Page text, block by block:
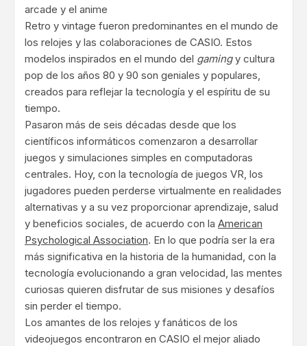
arcade y el anime
Retro y vintage fueron predominantes en el mundo de
los relojes y las colaboraciones de CASIO. Estos
modelos inspirados en el mundo del gamingy cultura
pop de los años 80 y 90 son geniales y populares,
creados para reflejar la tecnología y el espíritu de su
tiempo.
Pasaron más de seis décadas desde que los
científicos informáticos comenzaron a desarrollar
juegos y simulaciones simples en computadoras
centrales. Hoy, con la tecnología de juegos VR, los
jugadores pueden perderse virtualmente en realidades
alternativas y a su vez proporcionar aprendizaje, salud
y beneficios sociales, de acuerdo con la American
Psychological Association. En lo que podría ser la era
más significativa en la historia de la humanidad, con la
tecnología evolucionando a gran velocidad, las mentes
curiosas quieren disfrutar de sus misiones y desafíos
sin perder el tiempo.
Los amantes de los relojes y fanáticos de los
videojuegos encontraron en CASIO el mejor aliado